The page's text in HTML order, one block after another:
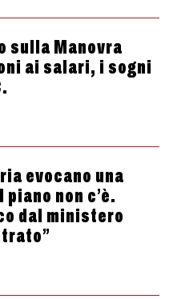
sulla Manovra
ai salari, i sogni
evocano una
non c’è.
dal ministero